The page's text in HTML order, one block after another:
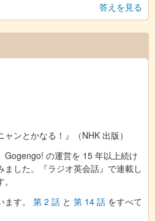
答えを見る
ンとかなる！』（NHK 出版）
Gogengo! の運営を 15 年以上続け
ました。『ラジオ英会話』で連載し
す。 第 2 話 と 第 14 話 をすべて